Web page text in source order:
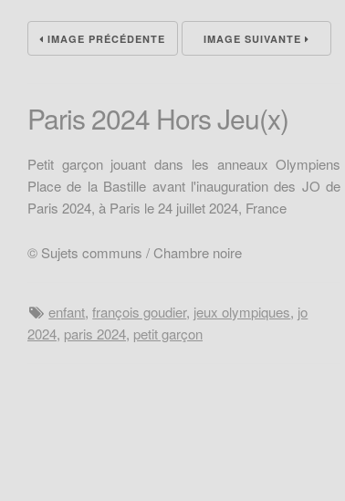
IMAGE PRÉCÉDENTE IMAGE SUIVANTE
Paris 2024 Hors Jeu(x)
Petit garçon jouant dans les anneaux Olympiens
Place de la Bastille avant l'inauguration des JO de
Paris 2024, à Paris le 24 juillet 2024, France
© Sujets communs / Chambre noire
enfant,françois goudier, jeux olympiques, jo
2024, paris 2024, petit garçon